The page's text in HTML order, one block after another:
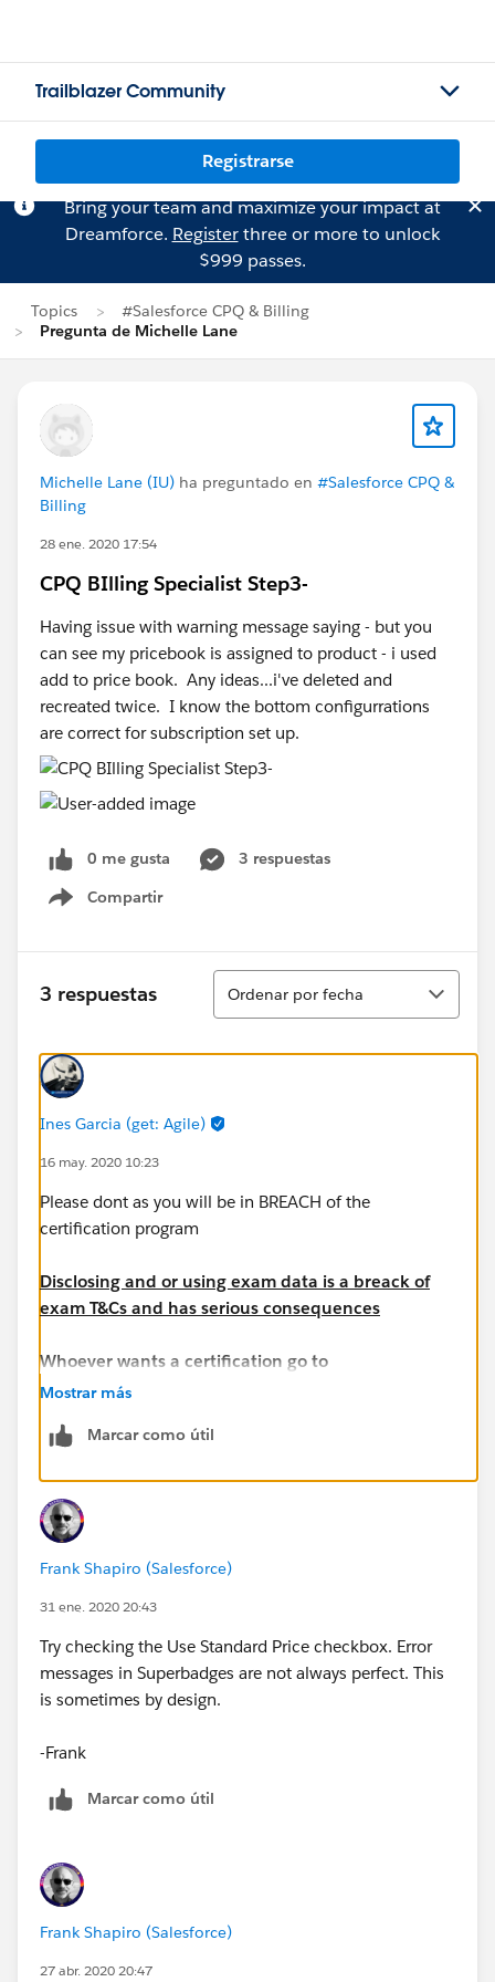
Trailblazer Community
Registrarse
Bring your team and maximize your impact at
Dreamforce. Registerthree or more to unlock
$999 passes.
Topics
#Salesforce CPQ & Billing
Pregunta de Michelle Lane
Michelle Lane (IU) ha preguntado en #Salesforce CPQ &
Billing
28 ene. 2020 17:54
CPQ BIlling Specialist Step3-
Having issue with warning message saying - but you
can see my pricebook is assigned to product - i used
add to price book. Any ideas...i've deleted and
recreated twice. I know the bottom configurrations
are correct for subscription set up.
0 me gusta
3 respuestas
Compartir
Show menu
3 respuestas
Ordenar
Ordenar por fecha
Ines Garcia (get: Agile)
16 may. 2020 10:23
Please dont as you will be in BREACH of the
certification program
Disclosing and or using exam data is a breack of
exam T&Cs and has serious consequences
Whoever wants a certification go to
trailhead.salesforce.com
get your fundations right, be honest, do a good job,
and have fun.
Mostrar más
Marcar como útil
Frank Shapiro (Salesforce)
31 ene. 2020 20:43
Try checking the Use Standard Price checkbox. Error
messages in Superbadges are not always perfect. This
is sometimes by design.
-Frank
Marcar como útil
Frank Shapiro (Salesforce)
27 abr. 2020 20:47